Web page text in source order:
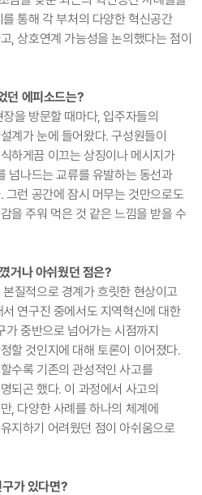
통해 각 부처의 다양한 혁신공간
, 상호연계 가능성을 논의했다는 점이
던 에피소드는?
을 방문할 때마다, 입주자들의
계가 눈에 들어왔다. 구성원들이
하게끔 이끄는 상징이나 메시지가
넘나드는 교류를 유발하는 동선과
그런 공간에 잠시 머무는 것만으로도
을 주워 먹은 것 같은 느낌을 받을 수
거나 아쉬웠던 점은?
질적으로 경계가 흐릿한 현상이고
연구진 중에서도 지역혁신에 대한
가 중반으로 넘어가는 시점까지
할 것인지에 대해 토론이 이어졌다.
수록 기존의 관성적인 사고를
되곤 했다. 이 과정에서 사고의
, 다양한 사례를 하나의 체계에
지하기 어려웠던 점이 아쉬움으로
가 있다면?